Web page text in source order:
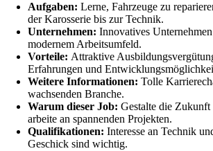
Aufgaben: Lerne, Fahrzeuge zu
der Karosserie bis zur Technik.
Unternehmen: Innovatives
modernem Arbeitsumfeld.
Vorteile: Attraktive
Erfahrungen und
Weitere Informationen: Tolle
wachsenden Branche.
Warum dieser Job: Gestalte die
arbeite an spannenden Projekten.
Qualifikationen: Interesse an Technik
Geschick sind wichtig.